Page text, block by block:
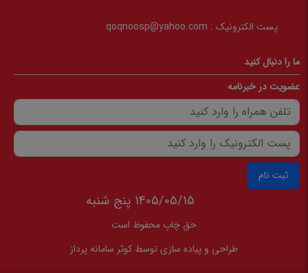
پست الکترونیک : qoqnoosp@yahoo.com
ما را دنبال کنید
عضویت در خبرنامه
ثبت نام
1405/05/15 پنج شنبه
حق چاپ محفوظ است
طراحی و پیاده سازی توسط کوثر سامانه پرداز